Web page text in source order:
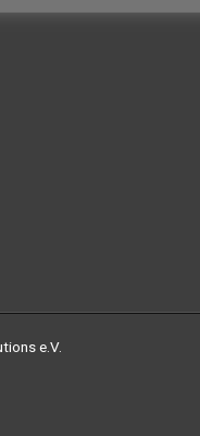
e.V.